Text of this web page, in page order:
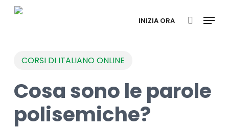
Skip
INIZIA ORA search
Menu
CORSI DI ITALIANO ONLINE
Cosa sono le parole
polisemiche?